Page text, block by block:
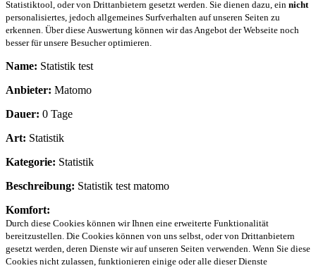
Statistiktool, oder von Drittanbietern gesetzt werden. Sie dienen dazu, ein nicht
personalisiertes, jedoch allgemeines Surfverhalten auf unseren Seiten zu
erkennen. Über diese Auswertung können wir das Angebot der Webseite noch
besser für unsere Besucher optimieren.
Name: Statistik test
Anbieter: Matomo
Dauer: 0 Tage
Art: Statistik
Kategorie: Statistik
Beschreibung: Statistik test matomo
Komfort:
Durch diese Cookies können wir Ihnen eine erweiterte Funktionalität
bereitzustellen. Die Cookies können von uns selbst, oder von Drittanbietern
gesetzt werden, deren Dienste wir auf unseren Seiten verwenden. Wenn Sie diese
Cookies nicht zulassen, funktionieren einige oder alle dieser Dienste